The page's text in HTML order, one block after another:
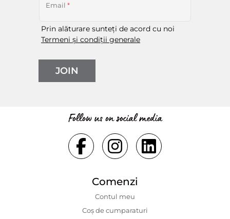
Email *
Prin alăturare sunteți de acord cu noi
Termeni și condiții generale
JOIN
Follow us on social media
Comenzi
Contul meu
Coș de cumparaturi